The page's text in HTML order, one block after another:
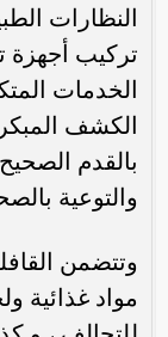
النظارات
تركيب أجهزة
الخدمات
الكشف
بالقدم
والتوعية
وتتضمن
مواد غذائية